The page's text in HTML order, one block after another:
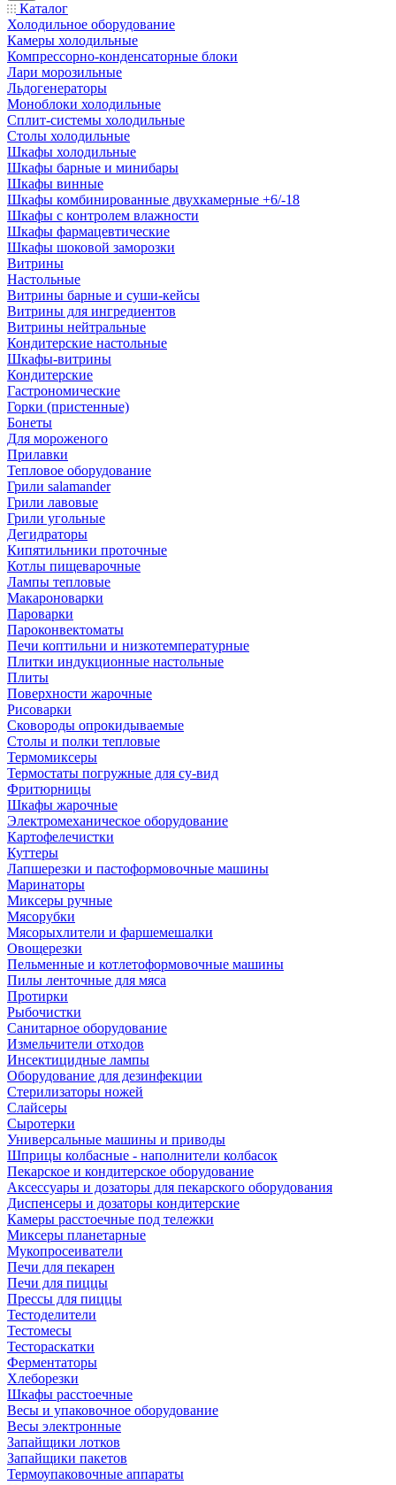
Каталог
Холодильное оборудование
Камеры холодильные
Компрессорно-конденсаторные блоки
Лари морозильные
Льдогенераторы
Моноблоки холодильные
Сплит-системы холодильные
Столы холодильные
Шкафы холодильные
Шкафы барные и минибары
Шкафы винные
Шкафы комбинированные двухкамерные +6/-18
Шкафы с контролем влажности
Шкафы фармацевтические
Шкафы шоковой заморозки
Витрины
Настольные
Витрины барные и суши-кейсы
Витрины для ингредиентов
Витрины нейтральные
Кондитерские настольные
Шкафы-витрины
Кондитерские
Гастрономические
Горки (пристенные)
Бонеты
Для мороженого
Прилавки
Тепловое оборудование
Грили salamander
Грили лавовые
Грили угольные
Дегидраторы
Кипятильники проточные
Котлы пищеварочные
Лампы тепловые
Макароноварки
Пароварки
Пароконвектоматы
Печи коптильни и низкотемпературные
Плитки индукционные настольные
Плиты
Поверхности жарочные
Рисоварки
Сковороды опрокидываемые
Столы и полки тепловые
Термомиксеры
Термостаты погружные для су-вид
Фритюрницы
Шкафы жарочные
Электромеханическое оборудование
Картофелечистки
Куттеры
Лапшерезки и пастоформовочные машины
Маринаторы
Миксеры ручные
Мясорубки
Мясорыхлители и фаршемешалки
Овощерезки
Пельменные и котлетоформовочные машины
Пилы ленточные для мяса
Протирки
Рыбочистки
Санитарное оборудование
Измельчители отходов
Инсектицидные лампы
Оборудование для дезинфекции
Стерилизаторы ножей
Слайсеры
Сыротерки
Универсальные машины и приводы
Шприцы колбасные - наполнители колбасок
Пекарское и кондитерское оборудование
Аксессуары и дозаторы для пекарского оборудования
Диспенсеры и дозаторы кондитерские
Камеры расстоечные под тележки
Миксеры планетарные
Мукопросеиватели
Печи для пекарен
Печи для пиццы
Прессы для пиццы
Тестоделители
Тестомесы
Тестораскатки
Ферментаторы
Хлеборезки
Шкафы расстоечные
Весы и упаковочное оборудование
Весы электронные
Запайщики лотков
Запайщики пакетов
Термоупаковочные аппараты